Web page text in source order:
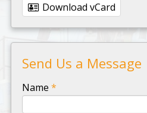
Download vCard
Send Us a Message
Name *